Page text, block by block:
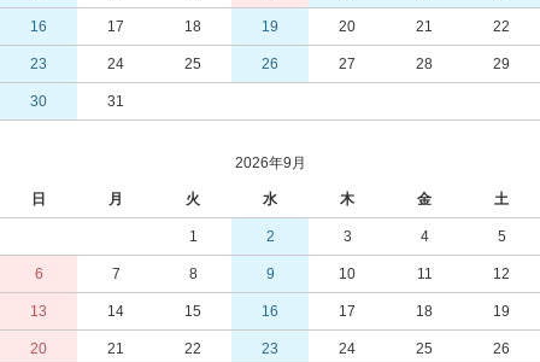
16 17 18 19 20 21 22
23 24 25 26 27 28 29
30 31
2026年9月
日 月 火 水 木 金 土
1 2 3 4 5
6 7 8 9 10 11 12
13 14 15 16 17 18 19
20 21 22 23 24 25 26